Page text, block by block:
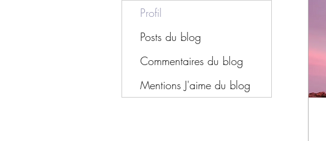
Profil
Posts du blog
Commentaires du blog
Mentions J'aime du blog